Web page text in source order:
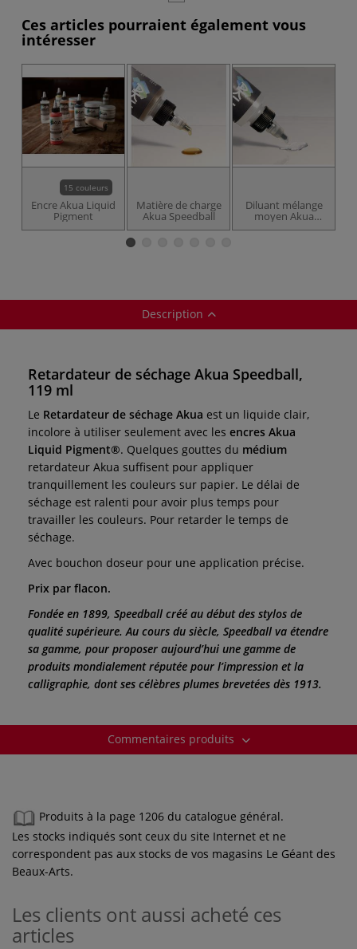
Ces articles pourraient également vous
intéresser
15 couleurs
Encre Akua Liquid
Pigment
Matière de charge
Akua Speedball
Diluant mélange
moyen Akua
Speedball
Description
Retardateur de séchage Akua Speedball,
119 ml
Le Retardateur de séchage Akua est un liquide clair,
incolore à utiliser seulement avec les encres Akua
Liquid Pigment®. Quelques gouttes du médium
retardateur Akua suffisent pour appliquer
tranquillement les couleurs sur papier. Le délai de
séchage est ralenti pour avoir plus temps pour
travailler les couleurs. Pour retarder le temps de
séchage.
Avec bouchon doseur pour une application précise.
Prix par flacon.
Fondée en 1899, Speedball créé au début des stylos de
qualité supérieure. Au cours du siècle, Speedball va étendre
sa gamme, pour proposer aujourd’hui une gamme de
produits mondialement réputée pour l’impression et la
calligraphie, dont ses célèbres plumes brevetées dès 1913.
Commentaires produits
Produits à la page 1206 du catalogue général.
Les stocks indiqués sont ceux du site Internet et ne
correspondent pas aux stocks de vos magasins Le Géant des
Beaux-Arts.
Les clients ont aussi acheté ces
articles